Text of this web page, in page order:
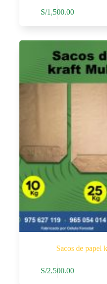
S/1,500.00
Sacos de papel
S/2,500.00